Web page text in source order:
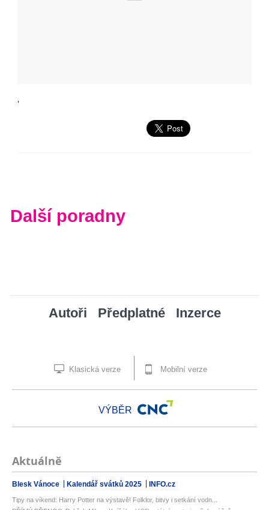
'
Další poradny
Autoři Předplatné Inzerce
Klasická verze Mobilní verze
VÝBĚR
Aktuálně
Blesk Vánoce Kalendář svátků 2025 INFO.cz
Tipy na víkend: Harry Potter na výstavě! Folklor, bitvy i setkání vodn...